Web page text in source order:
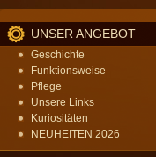
UNSER ANGEBOT
Geschichte
Funktionsweise
Pflege
Unsere Links
Kuriositäten
NEUHEITEN 2026